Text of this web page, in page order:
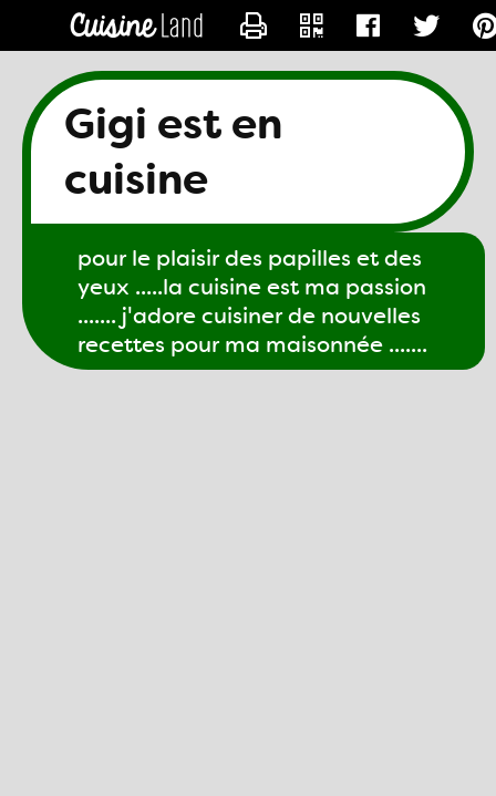
Gigi est en
cuisine
pour le plaisir des papilles et des
yeux .....la cuisine est ma passion
....... j'adore cuisiner de nouvelles
recettes pour ma maisonnée .......
CONTACTER GIGI61